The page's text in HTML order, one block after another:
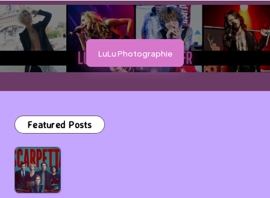
LuLu Photographie
Featured Posts